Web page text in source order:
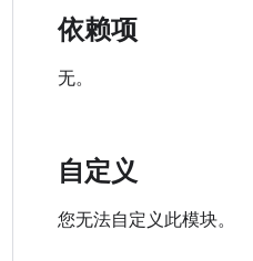
依赖项
无。
自定义
您无法自定义此模块。